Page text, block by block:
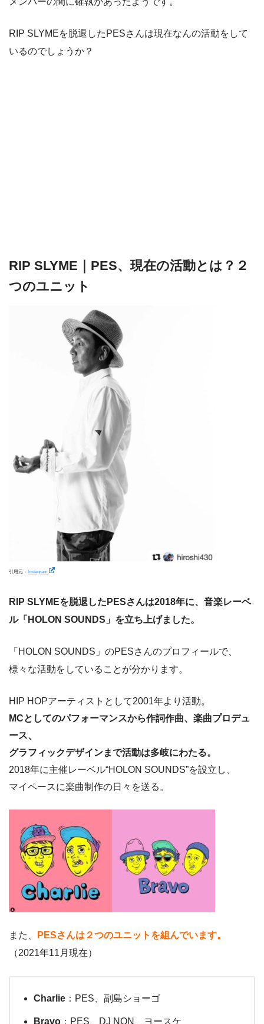
RIP SLYMEを脱退したPESさんは現在なんの活動をして
いるのでしょうか？
RIP SLYME｜PES、現在の活動とは？２
つのユニット
引用元： Instagram
RIP SLYMEを脱退したPESさんは2018年に、音楽レーベ
ル「HOLON SOUNDS」を立ち上げました。
「HOLON SOUNDS」のPESさんのプロフィールで、
様々な活動をしていることが分かります。
HIP HOPアーティストとして2001年より活動。
MCとしてのパフォーマンスから作詞作曲、楽曲プロデュ
ース、
グラフィックデザインまで活動は多岐にわたる。
2018年に主催レーベル“HOLON SOUNDS”を設立し、
マイペースに楽曲制作の日々を送る。
また、
PESさんは２つのユニットを組んでいます。
（2021年11月現在）
Charlie ：PES、副島ショーゴ
Bravo ：PES、DJ NON、ヨースケ